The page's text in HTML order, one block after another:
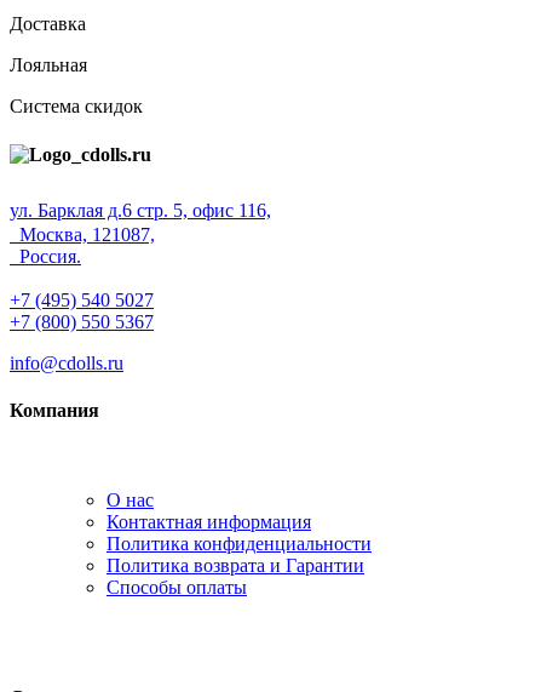
Доставка
Лояльная
Система скидок
ул. Барклая д.6 стр. 5, офис 116,
Москва, 121087,
Россия.
+7 (495) 540 5027
+7 (800) 550 5367
info@cdolls.ru
Компания
О нас
Контактная информация
Политика конфиденциальности
Политика возврата и Гарантии
Способы оплаты